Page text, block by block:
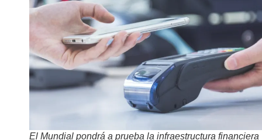
El Mundial pondrá a prueba la infraestructura financiera